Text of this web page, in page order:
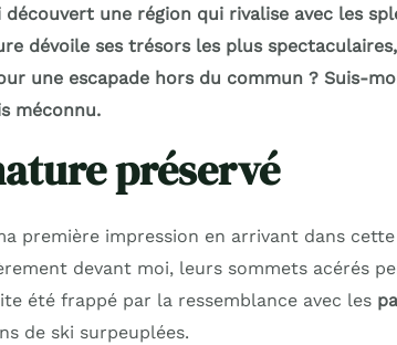
découvert une région qui rivalise avec les
dévoile ses trésors les plus
une escapade hors du commun ? Suis-
méconnu.
préservé
première impression en arrivant dans
devant moi, leurs sommets acérés
été frappé par la ressemblance avec les
de ski surpeuplées.